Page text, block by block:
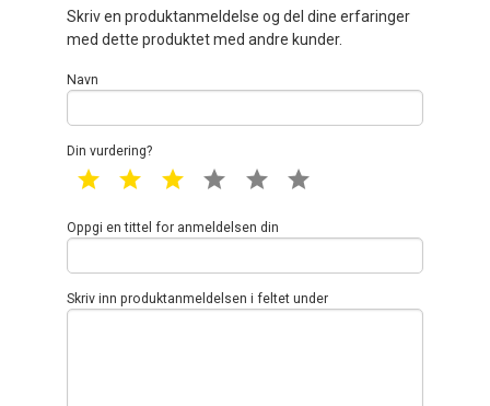
Skriv en produktanmeldelse og del dine erfaringer
med dette produktet med andre kunder.
Navn
Din vurdering?
1 star 2 star 3 star 4 star 5 star
Oppgi en tittel for anmeldelsen din
Skriv inn produktanmeldelsen i feltet under